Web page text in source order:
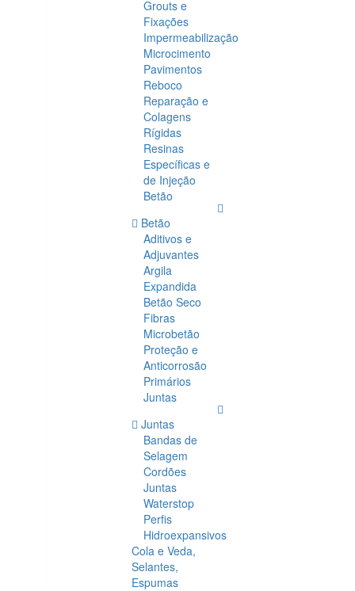
Grouts e
Fixações
Impermeabilização
Microcimento
Pavimentos
Reboco
Reparação e
Colagens
Rígidas
Resinas
Específicas e
de Injeção
Betão
Betão
Aditivos e
Adjuvantes
Argila
Expandida
Betão Seco
Fibras
Microbetão
Proteção e
Anticorrosão
Primários
Juntas
Juntas
Bandas de
Selagem
Cordões
Juntas
Waterstop
Perfis
Hidroexpansivos
Cola e Veda,
Selantes,
Espumas